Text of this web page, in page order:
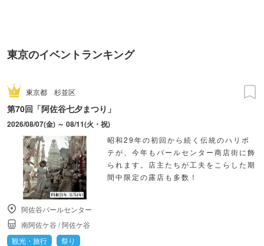
東京のイベントランキング
東京都 杉並区
第70回「阿佐谷七夕まつり」
2026/08/07(金) ～ 08/11(火・祝)
昭和29年の初回から続く伝統のハリボ
テが、今年もパールセンター商店街に飾
られます。店主たちが工夫をこらした期
間中限定の露店も多数！
阿佐谷パールセンター
南阿佐ケ谷 /阿佐ケ谷
観光・旅行
祭り